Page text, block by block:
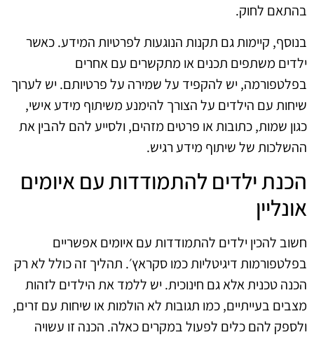
בהתאם לחוק.
בנוסף, קיימות גם תקנות הנוגעות לפרטיות המידע. כאשר
ילדים משתפים תכנים או מתקשרים עם אחרים
בפלטפורמה, יש להקפיד על שמירה על פרטיותם. יש לערוך
שיחות עם הילדים על הצורך להימנע משיתוף מידע אישי,
כגון שמות, כתובות או פרטים מזהים, ולסייע להם להבין את
ההשלכות של שיתוף מידע רגיש.
הכנת ילדים להתמודדות עם איומים
אונליין
חשוב להכין ילדים להתמודדות עם איומים אפשריים
בפלטפורמות דיגיטליות כמו סקראץ׳. תהליך זה כולל לא רק
הכנה טכנית אלא גם חינוכית. יש ללמד את הילדים לזהות
מצבים בעייתיים, כמו תגובות לא הולמות או שיחות עם זרים,
ולספק להם כלים לפעול במקרים כאלה. הכנה זו עשויה